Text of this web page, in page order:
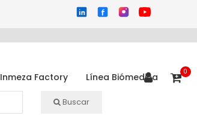
Inmeza Factory Línea Biómedica 0
Buscar